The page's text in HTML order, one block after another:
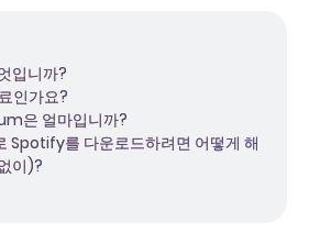
입니까?
인가요?
은 얼마입니까?
Spotify를 다운로드하려면 어떻게 해
이)?